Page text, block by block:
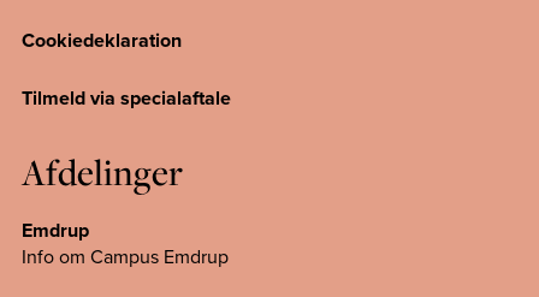
Cookiedeklaration
Tilmeld via specialaftale
Afdelinger
Emdrup
Info om Campus Emdrup